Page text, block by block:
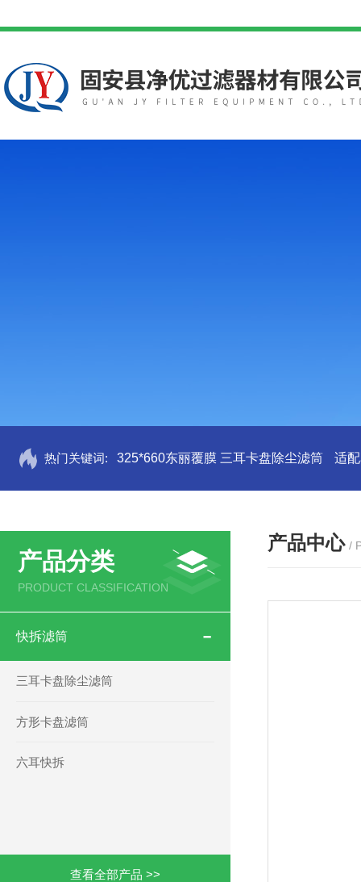
热门关键词: 325*660东丽覆膜 三耳卡盘除尘滤筒 适
产品分类
PRODUCT CLASSIFICATION
快拆滤筒
三耳卡盘除尘滤筒
方形卡盘滤筒
六耳快拆
查看全部产品 >>
产品中心 /